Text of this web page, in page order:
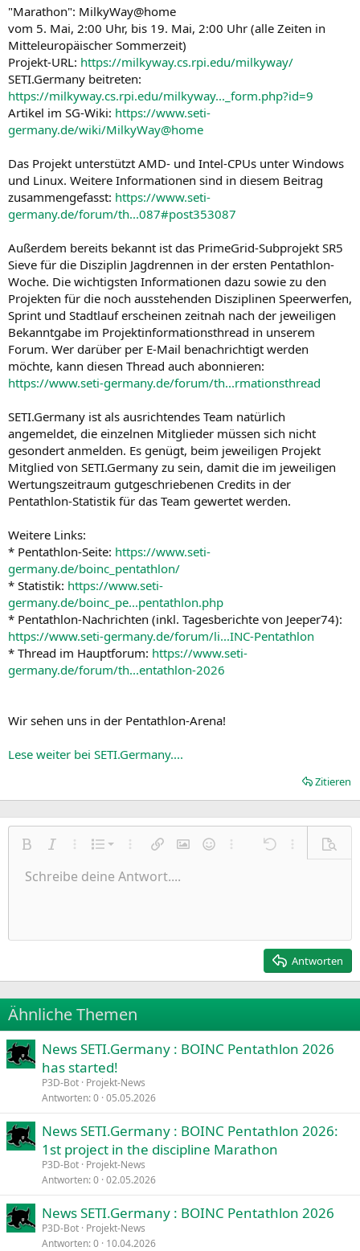
"Marathon": MilkyWay@home
vom 5. Mai, 2:00 Uhr, bis 19. Mai, 2:00 Uhr (alle Zeiten in
Mitteleuropäischer Sommerzeit)
Projekt-URL: https://milkyway.cs.rpi.edu/milkyway/
SETI.Germany beitreten:
https://milkyway.cs.rpi.edu/milkyway..._form.php?id=9
Artikel im SG-Wiki: https://www.seti-
germany.de/wiki/MilkyWay@home
Das Projekt unterstützt AMD- und Intel-CPUs unter Windows
und Linux. Weitere Informationen sind in diesem Beitrag
zusammengefasst: https://www.seti-
germany.de/forum/th...087#post353087
Außerdem bereits bekannt ist das PrimeGrid-Subprojekt SR5
Sieve für die Disziplin Jagdrennen in der ersten Pentathlon-
Woche. Die wichtigsten Informationen dazu sowie zu den
Projekten für die noch ausstehenden Disziplinen Speerwerfen,
Sprint und Stadtlauf erscheinen zeitnah nach der jeweiligen
Bekanntgabe im Projektinformationsthread in unserem
Forum. Wer darüber per E-Mail benachrichtigt werden
möchte, kann diesen Thread auch abonnieren:
https://www.seti-germany.de/forum/th...rmationsthread
SETI.Germany ist als ausrichtendes Team natürlich
angemeldet, die einzelnen Mitglieder müssen sich nicht
gesondert anmelden. Es genügt, beim jeweiligen Projekt
Mitglied von SETI.Germany zu sein, damit die im jeweiligen
Wertungszeitraum gutgeschriebenen Credits in der
Pentathlon-Statistik für das Team gewertet werden.
Weitere Links:
* Pentathlon-Seite: https://www.seti-
germany.de/boinc_pentathlon/
* Statistik: https://www.seti-
germany.de/boinc_pe...pentathlon.php
* Pentathlon-Nachrichten (inkl. Tagesberichte von Jeeper74):
https://www.seti-germany.de/forum/li...INC-Pentathlon
* Thread im Hauptforum: https://www.seti-
germany.de/forum/th...entathlon-2026
Wir sehen uns in der Pentathlon-Arena!
Lese weiter bei SETI.Germany....
Zitieren
Fett KursivWeitere Einstellungen…
Liste
Nummerierte Liste
Ungeordnete Liste
Weitere Einstellungen…
Link einfügen
Bild einfügen
SmileysWeitere Einstellungen…
Rückgängig
Weitere
Schriftgröße
9
22
26
TextfarbeSchriftfamilie
Arial
Times New Roman
Trebuchet MS
Verdana
Durchgestrichen
Unterstrichen
Inline-Code
AusrichtungLinksbündig
Paragraph format
Normal
Heading 2
ZitatMedienTabelle einfügen
Insert horizontal line
SpoilerCode
Wiederholen
BBCode umschalten
Formatierung entfernen
EntwürfeEntwurf speichern
Schreibe deine Antwort....
Antworten
Ähnliche Themen
News SETI.Germany : BOINC Pentathlon 2026
has started!
P3D-Bot Projekt-News
Antworten 0 05.05.2026
News SETI.Germany : BOINC Pentathlon 2026:
1st project in the discipline Marathon
P3D-Bot Projekt-News
Antworten 0 02.05.2026
News SETI.Germany : BOINC Pentathlon 2026
P3D-Bot Projekt-News
Antworten 0 10.04.2026